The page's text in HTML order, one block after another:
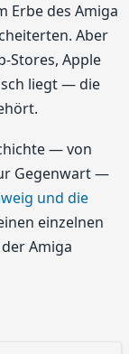
Erbe des Amiga
Aber
Stores, Apple
liegt — die
— von
Gegenwart —
und die
einzelnen
Amiga